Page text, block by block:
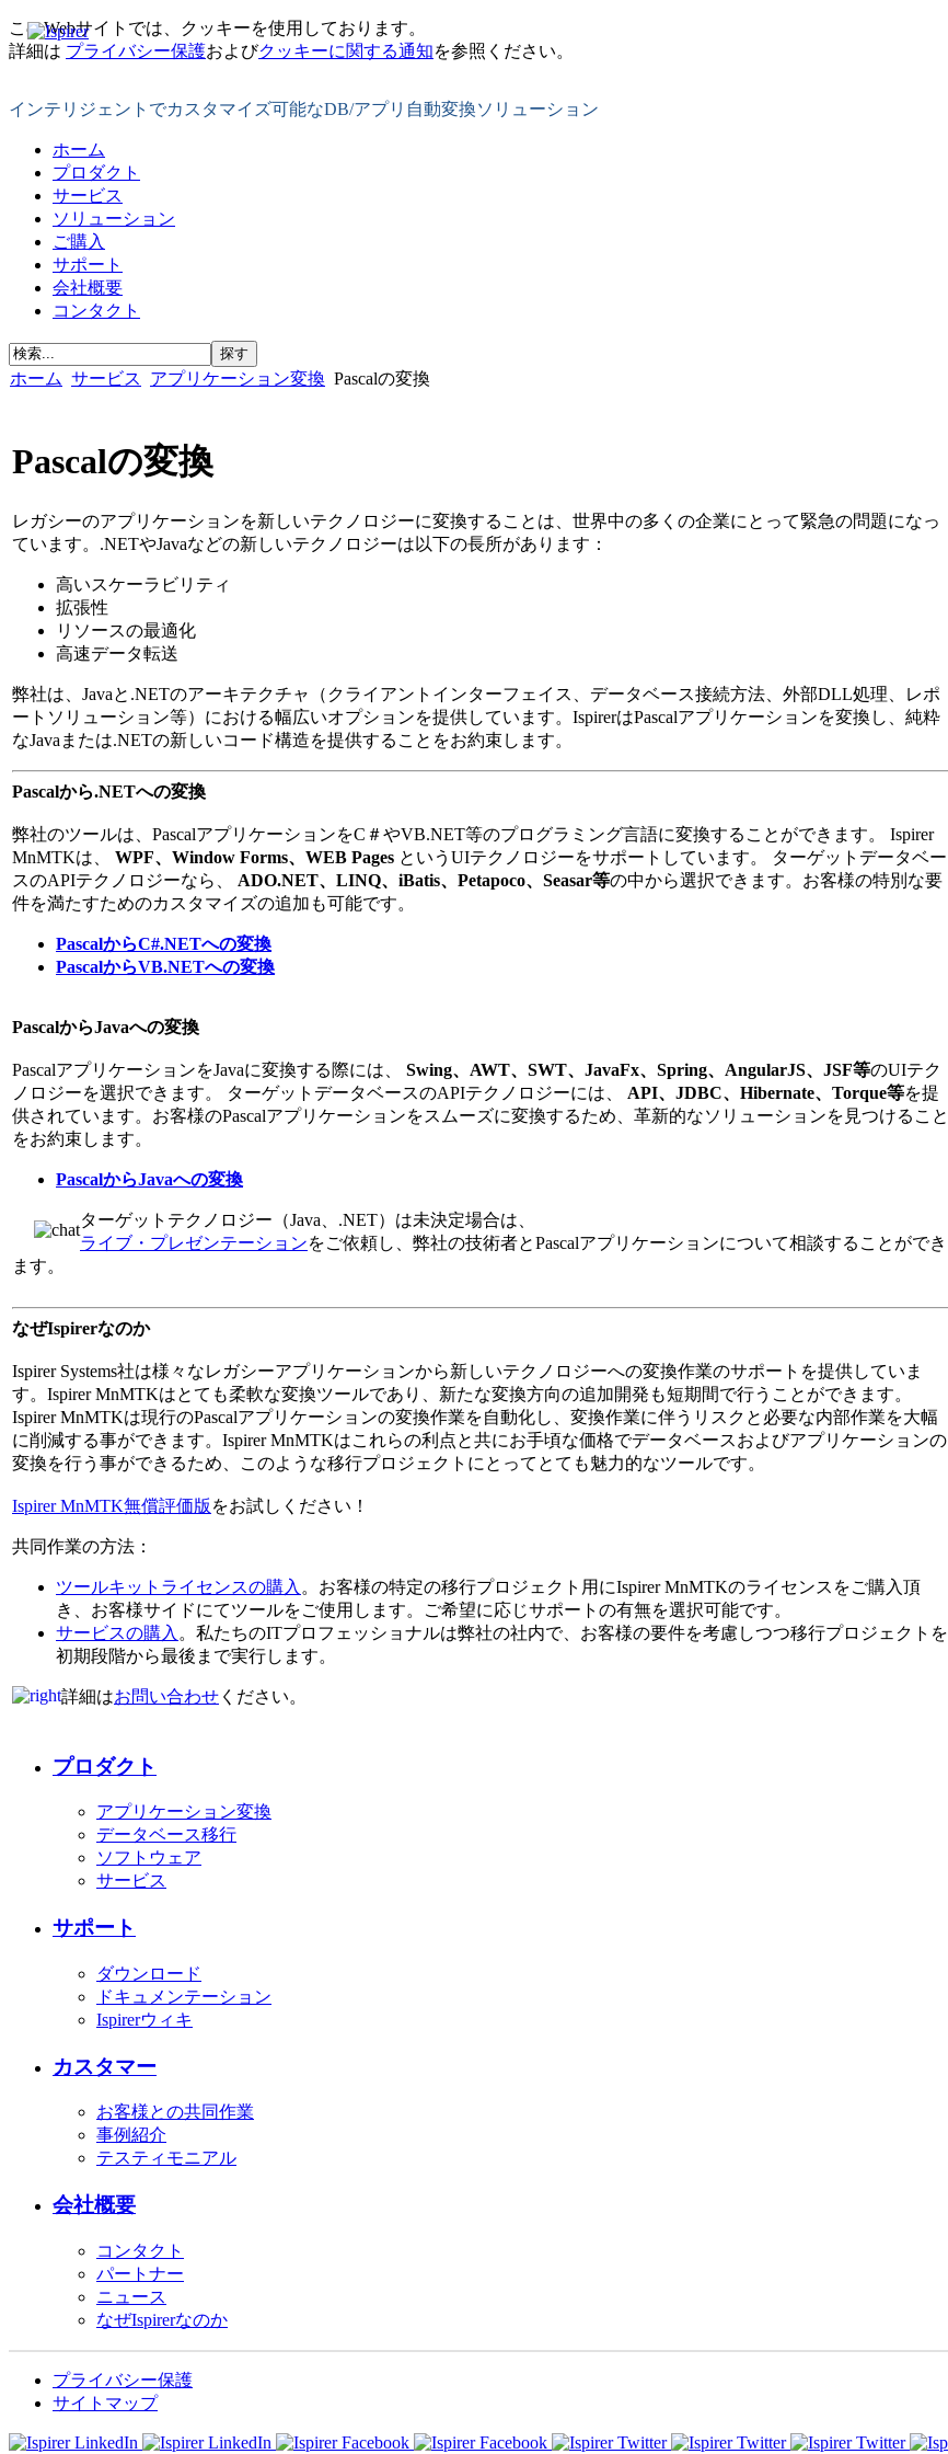
このWebサイトでは、クッキーを使用しております。
詳細は プライバシー保護およびクッキーに関する通知を参照ください。
インテリジェントでカスタマイズ可能なDB/アプリ自動変換ソリューション
ホーム
プロダクト
サービス
ソリューション
ご購入
サポート
会社概要
コンタクト
ホーム サービス アプリケーション変換 Pascalの変換
Pascalの変換
レガシーのアプリケーションを新しいテクノロジーに変換することは、世界中の多くの企業にとって緊急の問題になっ
ています。.NETやJavaなどの新しいテクノロジーは以下の長所があります：
高いスケーラビリティ
拡張性
リソースの最適化
高速データ転送
弊社は、Javaと.NETのアーキテクチャ（クライアントインターフェイス、データベース接続方法、外部DLL処理、レポ
ートソリューション等）における幅広いオプションを提供しています。IspirerはPascalアプリケーションを変換し、純粋
なJavaまたは.NETの新しいコード構造を提供することをお約束します。
Pascalから.NETへの変換
弊社のツールは、PascalアプリケーションをC＃やVB.NET等のプログラミング言語に変換することができます。 Ispirer
MnMTKは、
WPF、Window Forms、WEB Pages というUIテクノロジーをサポートしています。 ターゲットデータベー
スのAPIテクノロジーなら、
ADO.NET、LINQ、iBatis、Petapoco、Seasar等の中から選択できます。お客様の特別な要
件を満たすためのカスタマイズの追加も可能です。
PascalからC#.NETへの変換
PascalからVB.NETへの変換
PascalからJavaへの変換
PascalアプリケーションをJavaに変換する際には、 Swing、AWT、SWT、JavaFx、Spring、AngularJS、JSF等のUIテク
ノロジーを選択できます。 ターゲットデータベースのAPIテクノロジーには、
API、JDBC、Hibernate、Torque等を提
供されています。お客様のPascalアプリケーションをスムーズに変換するため、革新的なソリューションを見つけること
をお約束します。
PascalからJavaへの変換
ターゲットテクノロジー（Java、.NET）は未決定場合は、
ライブ・プレゼンテーションをご依頼し、弊社の技術者とPascalアプリケーションについて相談することができ
ます。
なぜIspirerなのか
Ispirer Systems社は様々なレガシーアプリケーションから新しいテクノロジーへの変換作業のサポートを提供していま
す。Ispirer MnMTKはとても柔軟な変換ツールであり、新たな変換方向の追加開発も短期間で行うことができます。
Ispirer MnMTKは現行のPascalアプリケーションの変換作業を自動化し、変換作業に伴うリスクと必要な内部作業を大幅
に削減する事ができます。Ispirer MnMTKはこれらの利点と共にお手頃な価格でデータベースおよびアプリケーションの
変換を行う事ができるため、このような移行プロジェクトにとってとても魅力的なツールです。
Ispirer MnMTK無償評価版 をお試しください！
共同作業の方法：
ツールキットライセンスの購入 。お客様の特定の移行プロジェクト用にIspirer MnMTKのライセンスをご購入頂
き、お客様サイドにてツールをご使用します。ご希望に応じサポートの有無を選択可能です。
サービスの購入 。私たちのITプロフェッショナルは弊社の社内で、お客様の要件を考慮しつつ移行プロジェクトを
初期段階から最後まで実行します。
詳細はお問い合わせ ください。
プロダクト
アプリケーション変換
データベース移行
ソフトウェア
サービス
サポート
ダウンロード
ドキュメンテーション
Ispirerウィキ
カスタマー
お客様との共同作業
事例紹介
テスティモニアル
会社概要
コンタクト
パートナー
ニュース
なぜIspirerなのか
プライバシー保護
サイトマップ